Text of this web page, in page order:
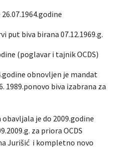
put biva birana 07.12.1969.g.
(poglavar i tajnik OCDS)
obnovljen je mandat
1989.ponovo biva izabrana za
je do 2009.godine
za priora OCDS
Jurišić i kompletno novo